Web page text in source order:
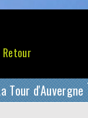
Retour
Tour d'Auvergne